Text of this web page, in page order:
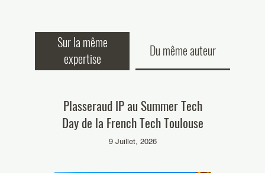
Sur la même
expertise
Du même auteur
Plasseraud IP au Summer Tech
Day de la French Tech Toulouse
9 Juillet, 2026